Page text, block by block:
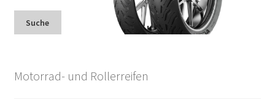
Suche
Motorrad- und Rollerreifen